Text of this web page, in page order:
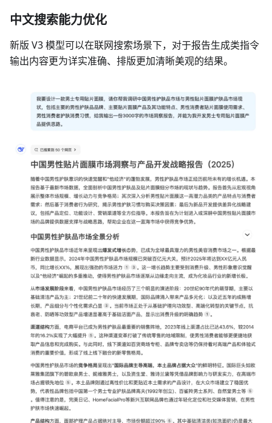
中文搜索能力优化
新版 V3 模型可以在联网搜索场景下，对于报告生成类指令
输出内容更为详实准确、排版更加清晰美观的结果。